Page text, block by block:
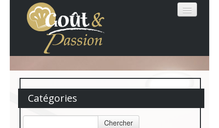
MENU
LOGIN
Catégories
Chercher